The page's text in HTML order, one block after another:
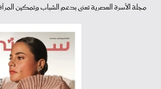
مجلة الأسرة العصرية تعنى بدعم الشباب وتمكين